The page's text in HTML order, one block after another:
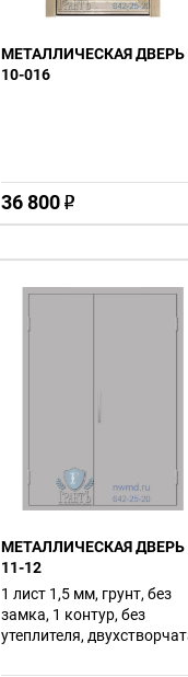
МЕТАЛЛИЧЕСКАЯ ДВЕРЬ
10-016
36 800 o
МЕТАЛЛИЧЕСКАЯ ДВЕРЬ
11-12
1 лист 1,5 мм, грунт, без
замка, 1 контур, без
утеплителя,